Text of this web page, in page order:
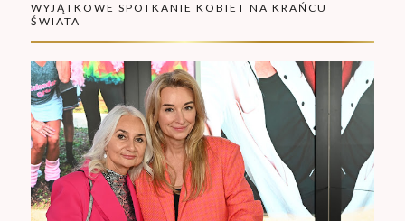
WYJĄTKOWE SPOTKANIE KOBIET NA KRAŃCU
ŚWIATA